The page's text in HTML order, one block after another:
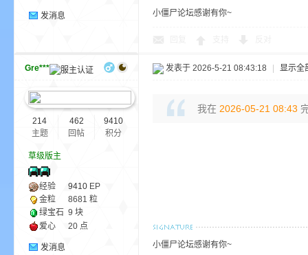
发消息 小僵尸论坛感谢有你~
Gre***
214
主题
462
回帖
9410
积分
草级版主
经验 9410 EP
金粒
8681 粒
绿宝石 9 块
爱心
20 点
发消息
发表于 2026-5-21 08:43:18 显示全
我在 2026-05-21 08:43
小僵尸论坛感谢有你~